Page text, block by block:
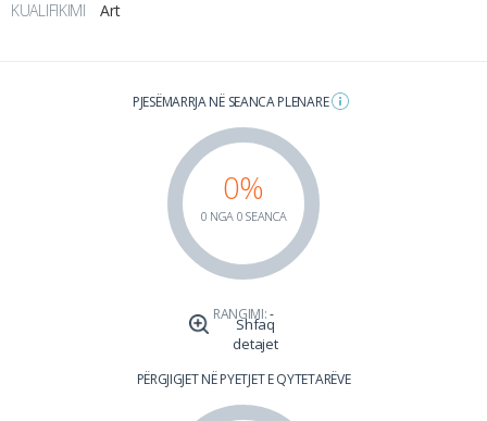
KUALIFIKIMI
Art
PJESËMARRJA NË SEANCA PLENARE
0%
0 NGA 0 SEANCA
RANGIMI:-
Shfaq
detajet
PËRGJIGJET NË PYETJET E QYTETARËVE